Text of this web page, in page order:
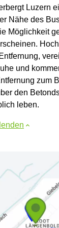
Luzern
Nähe des
Möglichkeit
und
zum
den
leben.